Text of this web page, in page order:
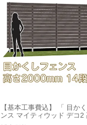
【基本工事費込】 「 目か
ンス マイティウッド デコ2
2000mm 板幅120mm 14段